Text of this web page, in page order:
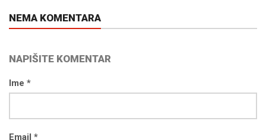
NEMA KOMENTARA
NAPIŠITE KOMENTAR
Ime *
Email *